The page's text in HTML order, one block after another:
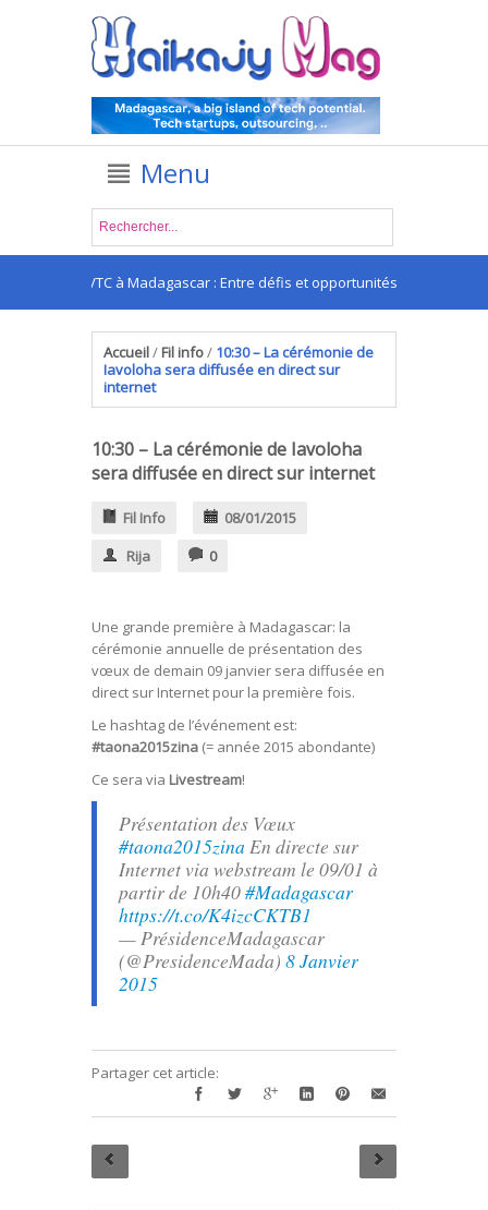
Menu
apps VTC à Madagascar : Entre défis et opportunités
Accueil/ Fil info/ 10:30 – La cérémonie de
Iavoloha sera diffusée en direct sur
internet
10:30 – La cérémonie de Iavoloha
sera diffusée en direct sur internet
Fil Info
08/01/2015
Rija
0
Une grande première à Madagascar: la
cérémonie annuelle de présentation des
vœux de demain 09 janvier sera diffusée en
direct sur Internet pour la première fois.
Le hashtag de l’événement est:
#taona2015zina (= année 2015 abondante)
Ce sera via Livestream!
Présentation des Vœux
#taona2015zina En directe sur
Internet via webstream le 09/01 à
partir de 10h40#Madagascar
https://t.co/K4izcCKTB1
— PrésidenceMadagascar
(@PresidenceMada) 8 Janvier
2015
Partager cet article: